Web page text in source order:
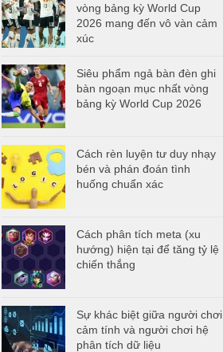
vòng bảng kỳ World Cup
2026 mang đến vô vàn cảm
xúc
Siêu phẩm ngả bàn đèn ghi
bàn ngoạn mục nhất vòng
bảng kỳ World Cup 2026
Cách rèn luyện tư duy nhạy
bén và phán đoán tình
huống chuẩn xác
Cách phân tích meta (xu
hướng) hiện tại để tăng tỷ lệ
chiến thắng
Sự khác biệt giữa người chơi
cảm tính và người chơi hệ
phân tích dữ liệu